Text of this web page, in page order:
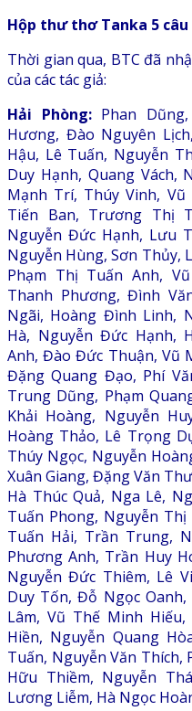
Hộp thư thơ Tanka 5
Thời gian qua, BTC đã
của các tác giả:
Hải Phòng:Phan Dũng,
Hương, Đào Nguyên
Hậu, Lê Tuấn, Nguyễn
Duy Hạnh, Quang Vách,
Mạnh Trí, Thúy Vinh, Vũ
Tiến Ban, Trương Thị
Nguyễn Đức Hạnh, Lưu
Nguyễn Hùng, Sơn Thủy,
Phạm Thị Tuấn Anh,
Thanh Phương, Đình
Ngãi, Hoàng Đình Linh,
Hà, Nguyễn Đức Hạnh,
Anh, Đào Đức Thuận, Vũ
Đặng Quang Đạo, Phí
Trung Dũng, Phạm
Khải Hoàng, Nguyễn
Hoàng Thảo, Lê Trọng
Thúy Ngọc, Nguyễn
Xuân Giang, Đặng Văn
Hà Thúc Quả, Nga Lê,
Tuấn Phong, Nguyễn
Tuấn Hải, Trần Trung,
Phương Anh, Trần Huy
Nguyễn Đức Thiêm, Lê
Duy Tốn, Đỗ Ngọc
Lâm, Vũ Thế Minh
Hiền, Nguyễn Quang
Tuấn, Nguyễn Văn Thích,
Hữu Thiềm, Nguyễn
Lương Liễm, Hà Ngọc